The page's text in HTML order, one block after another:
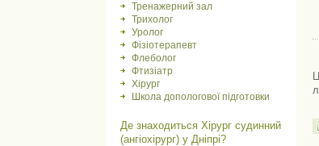
Тренажерний зал
Трихолог
Уролог
Фізіотерапевт
Флеболог
Фтизіатр
Хірург
Школа допологової підготовки
Де знаходиться Хірург судинний
(ангіохірург) у Дніпрі?